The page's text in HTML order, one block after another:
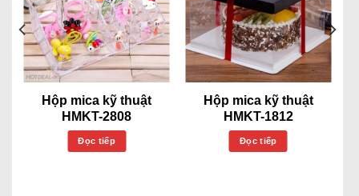
Hộp mica kỹ thuật
HMKT-2808
Đọc tiếp
Hộp mica kỹ thuật
HMKT-1812
Đọc tiếp